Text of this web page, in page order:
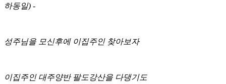
하동일) -
성주님을 모신후에 이집주인 찾아보자
이집주인 대주양반 팔도강산을 다댕기도